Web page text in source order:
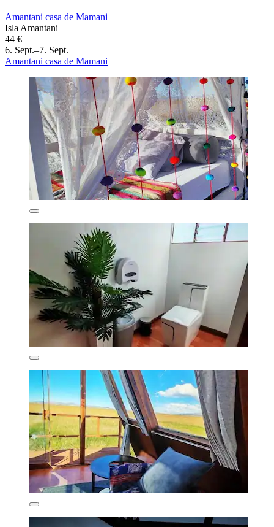
Amantani casa de Mamani
Isla Amantani
44 €
6. Sept.–7. Sept.
Amantani casa de Mamani